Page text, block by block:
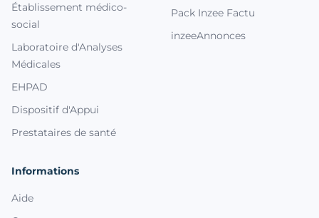
Établissement médico-
social
Laboratoire d'Analyses
Médicales
EHPAD
Dispositif d'Appui
Prestataires de santé
Pack Inzee Factu
inzeeAnnonces
Informations
Aide